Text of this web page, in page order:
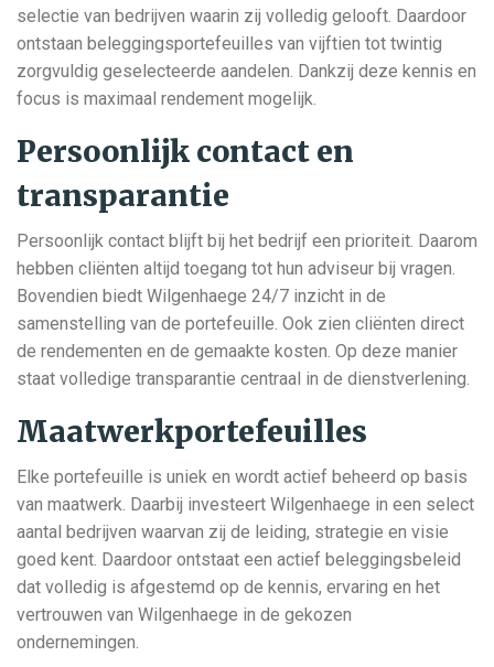
selectie van bedrijven waarin zij volledig gelooft. Daardoor
ontstaan beleggingsportefeuilles van vijftien tot twintig
zorgvuldig geselecteerde aandelen. Dankzij deze kennis en
focus is maximaal rendement mogelijk.
Persoonlijk contact en
transparantie
Persoonlijk contact blijft bij het bedrijf een prioriteit. Daarom
hebben cliënten altijd toegang tot hun adviseur bij vragen.
Bovendien biedt Wilgenhaege 24/7 inzicht in de
samenstelling van de portefeuille. Ook zien cliënten direct
de rendementen en de gemaakte kosten. Op deze manier
staat volledige transparantie centraal in de dienstverlening.
Maatwerkportefeuilles
Elke portefeuille is uniek en wordt actief beheerd op basis
van maatwerk. Daarbij investeert Wilgenhaege in een select
aantal bedrijven waarvan zij de leiding, strategie en visie
goed kent. Daardoor ontstaat een actief beleggingsbeleid
dat volledig is afgestemd op de kennis, ervaring en het
vertrouwen van Wilgenhaege in de gekozen
ondernemingen.